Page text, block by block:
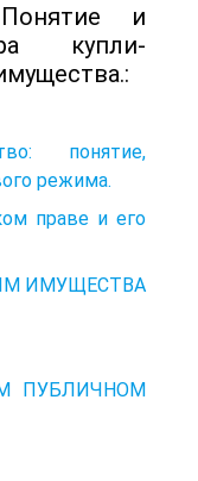
и
купли-
понятие,
режима.
праве и его
ИМУЩЕСТВА
ПУБЛИЧНОМ